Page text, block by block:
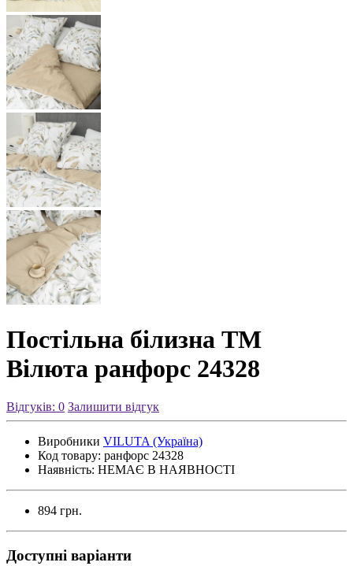
Постільна білизна ТМ
Вілюта ранфорс 24328
Відгуків: 0 Залишити відгук
Виробники VILUTA (Україна)
Код товару: ранфорс 24328
Наявність: НЕМАЄ В НАЯВНОСТІ
894 грн.
Доступні варіанти